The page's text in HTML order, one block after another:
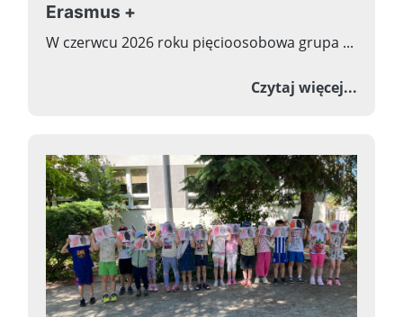
Erasmus +
W czerwcu 2026 roku pięcioosobowa grupa ...
Czytaj więcej...o